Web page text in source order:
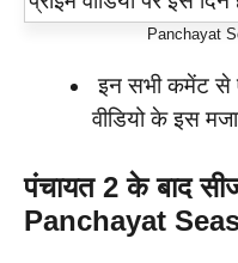
Panchayat
इन सभी कमेंट से
वीडियो के इस
पंचायत 2 के बाद
Panchayat